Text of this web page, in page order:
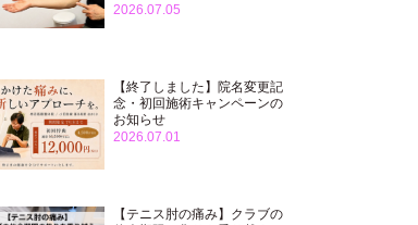
2026.07.05
【終了しました】院名変更記
念・初回施術キャンペーンの
お知らせ
2026.07.01
【テニス肘の痛み】クラブの